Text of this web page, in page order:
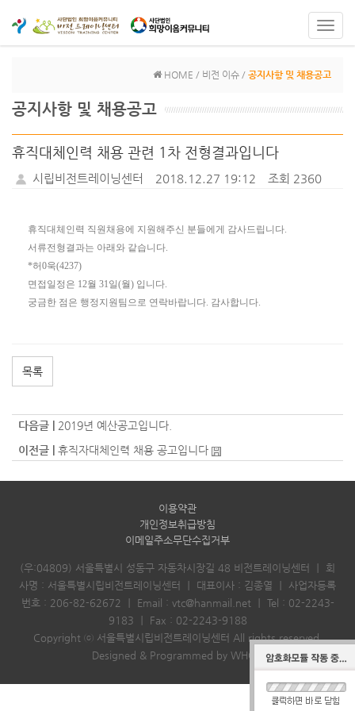
HOME / 비전 이슈 / 공지사항 및 채용공고
공지사항 및 채용공고
휴직대체인력 채용 관련 1차 전형결과입니다
시립비전트레이닝센터 2018.12.27 19:12 조회 2360
휴직대체인력 직원채용에 지원해주신 분들에게 감사드립니다.
서류전형결과는 아래와 같습니다.
*허0욱(4237)
면접일정은 12월 31일(월) 입니다.
궁금한 점은 행정지원팀으로 연락바랍니다. 감사합니다.
목록
다음글 | 2019년 예산공고입니다.
이전글 | 휴직자대체인력 채용 공고입니다
이용약관
개인정보취급방침
이메일주소무단수집거부
(우:04809) 서울특별시 성동구 자동차시장길 48 비전트레이닝센터
회
사명 : 서울특별시립비전트레이닝센터
대표이사 : 김종열
사업자등록
번호 : 206-82-62672
Email : vtc@hanmail.net Tel : 02-2243-
9183
Fax : 02-2243-9188
Copyright ⓒ 서울특별시립비전트레이닝센터 All rights reserved.
Designed & Programmed by WHOIS